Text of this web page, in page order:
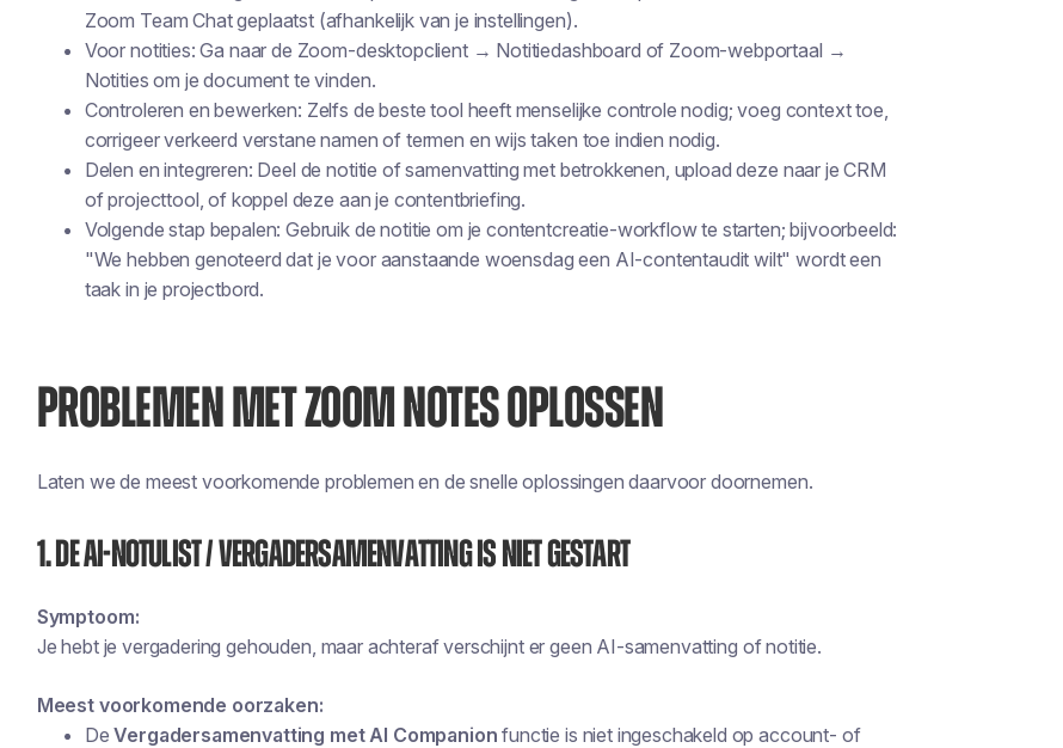
Zoom Team Chat geplaatst (afhankelijk van je instellingen).
Voor notities: Ga naar de Zoom-desktopclient → Notitiedashboard of Zoom-webportaal →
Notities om je document te vinden.
Controleren en bewerken: Zelfs de beste tool heeft menselijke controle nodig; voeg context toe,
corrigeer verkeerd verstane namen of termen en wijs taken toe indien nodig.
Delen en integreren: Deel de notitie of samenvatting met betrokkenen, upload deze naar je CRM
of projecttool, of koppel deze aan je contentbriefing.
Volgende stap bepalen: Gebruik de notitie om je contentcreatie-workflow te starten; bijvoorbeeld:
"We hebben genoteerd dat je voor aanstaande woensdag een AI-contentaudit wilt" wordt een
taak in je projectbord.
PROBLEMEN MET ZOOM NOTES OPLOSSEN
Laten we de meest voorkomende problemen en de snelle oplossingen daarvoor doornemen.
1. De AI-notulist / vergadersamenvatting is niet gestart
Symptoom:
Je hebt je vergadering gehouden, maar achteraf verschijnt er geen AI-samenvatting of notitie.
Meest voorkomende oorzaken:
DeVergadersamenvatting met AI Companion functie is niet ingeschakeld op account- of